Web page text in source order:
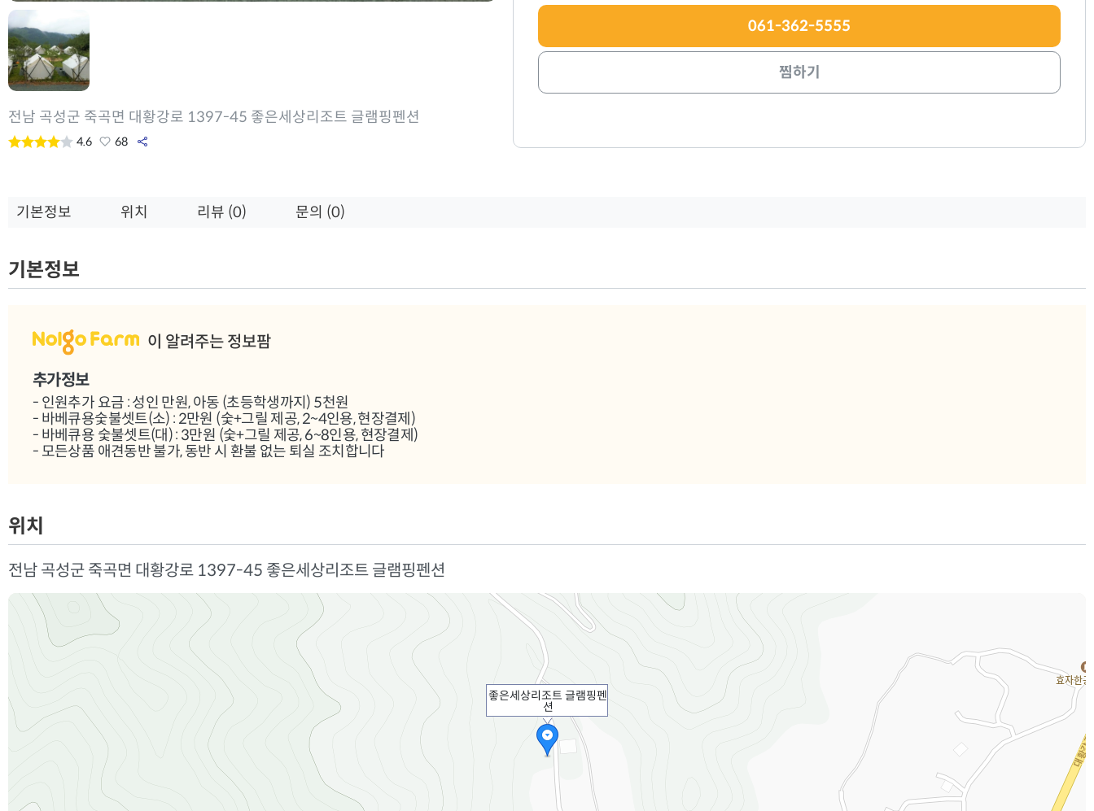
전남 곡성군 죽곡면 대황강로 1397-45 좋은세상리조트 글램핑펜션
4.6 68
061-362-5555
찜하기
기본정보 위치 리뷰 (0) 문의 (0)
기본정보
이 알려주는 정보팜
추가정보
- 인원추가 요금 : 성인 만원, 아동 (초등학생까지) 5천원
- 바베큐용숯불셋트(소) : 2만원 (숯+그릴 제공, 2~4인용, 현장결제)
- 바베큐용 숯불셋트(대) : 3만원 (숯+그릴 제공, 6~8인용, 현장결제)
- 모든상품 애견동반 불가, 동반 시 환불 없는 퇴실 조치합니다
위치
전남 곡성군 죽곡면 대황강로 1397-45 좋은세상리조트 글램핑펜션
좋은세상리조트 글램핑펜
션